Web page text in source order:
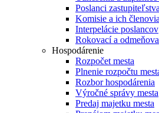
Poslanci zastupiteľstva
Komisie a ich členovia
Interpelácie poslancov
Rokovací a
Hospodárenie
Rozpočet mesta
Plnenie rozpočtu
Rozbor hospodárenia
Výročné správy mesta
Predaj majetku mesta